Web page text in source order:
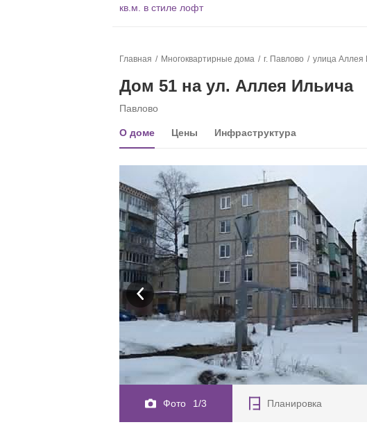
кв.м. в стиле лофт
Главная Многоквартирные дома г. Павлово улица Аллея
Дом 51 на ул. Аллея Ильича
Павлово
О доме Цены Инфраструктура
Фото 1/3 Планировка